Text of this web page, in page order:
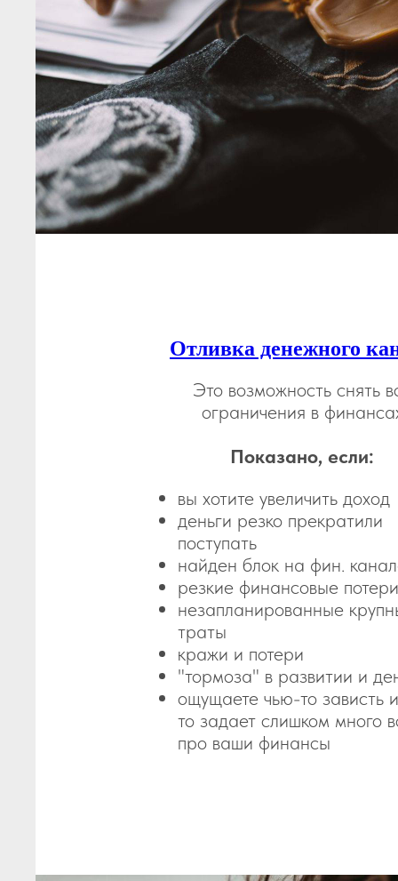
Отливка денежного
Это возможность снять
ограничения в
Показано, если:
вы хотите увеличить доход
деньги резко прекратили
поступать
найден блок на фин.
резкие финансовые потери
незапланированные
траты
кражи и потери
"тормоза" в развитии и
ощущаете чью-то зависть
то задает слишком много
про ваши финансы